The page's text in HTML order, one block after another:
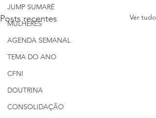
JUMP SUMARÉ
MULHERES
AGENDA SEMANAL
TEMA DO ANO
CFNI
DOUTRINA
CONSOLIDAÇÃO
Posts recentes Ver tudo